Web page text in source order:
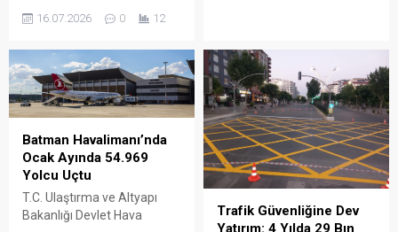
genelinde vatandaşların can
amacıyla yürüttüğü sıkı
denetimlerde hayati risk
taşıyan ve uyarılara rağmen
standartlara uygun hale
getirilmeyen 235 asansörü
mühürleyerek kullanıma
kapattı. 2026 yılının ilk altı
aylık dönemini kapsayan bu
kapsamlı denetimlerle olası
kazaların önüne geçilmesi
16.07.2026 0 12
Batman Havalimanı’nda
Ocak Ayında 54.969
Yolcu Uçtu
T.C. Ulaştırma ve Altyapı
Bakanlığı Devlet Hava
Trafik Güvenliğine Dev
Yatırım: 4 Yılda 29 Bın